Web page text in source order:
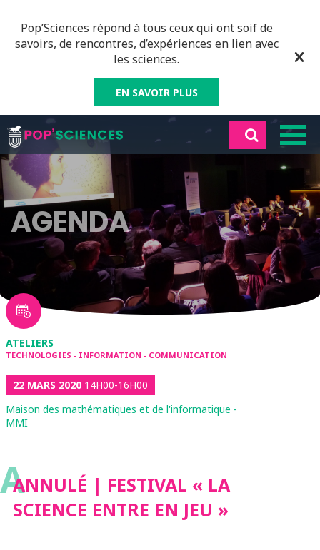
Pop’Sciences répond à tous ceux qui ont soif de
savoirs, de rencontres, d’expériences en lien avec
les sciences.
EN SAVOIR PLUS
AGENDA
ATELIERS
TECHNOLOGIES - INFORMATION - COMMUNICATION
22 MARS 2020 14H00-16H00
Maison des mathématiques et de l'informatique -
MMI
AANNULÉ | FESTIVAL « LA
SCIENCE ENTRE EN JEU »